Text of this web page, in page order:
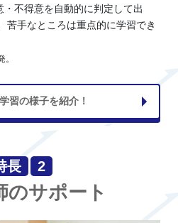
・不得意を自動的に判定して出
苦手なところは重点的に学習でき
習の様子を紹介！
長 2
のサポート